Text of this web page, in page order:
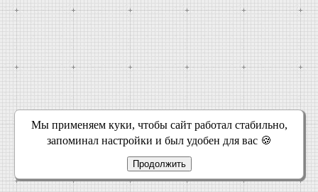
Мы применяем куки, чтобы сайт работал стабильно,
запоминал настройки и был удобен для вас 🍪
Продолжить